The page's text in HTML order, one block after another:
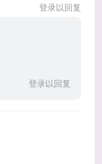
登录以回复
登录以回复